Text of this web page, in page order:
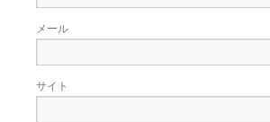
メール
サイト